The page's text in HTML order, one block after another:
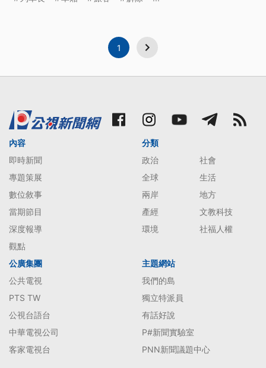
載規定，民眾要多注意。
1
內容
即時新聞
專題策展
數位敘事
當期節目
深度報導
觀點
分類
政治
社會
全球
生活
兩岸
地方
產經
文教科技
環境
社福人權
公廣集團
公共電視
PTS TW
公視台語台
中華電視公司
客家電視台
主題網站
我們的島
獨立特派員
有話好說
P#新聞實驗室
PNN新聞議題中心